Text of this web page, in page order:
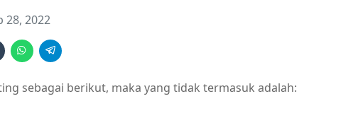
28, 2022
sebagai berikut, maka yang tidak termasuk adalah: